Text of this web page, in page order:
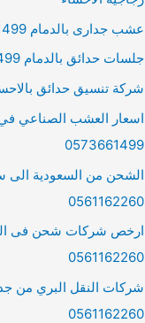
عشب جدارى بالدمام 0573661499
جلسات حدائق بالدمام 0573661499
شركة تنسيق حدائق بالاحساء
اسعار العشب الصناعي في
0573661499
الشحن من السعودية الى
0561162260
ارخص شركات شحن فى
0561162260
شركات النقل البري من
0561162260